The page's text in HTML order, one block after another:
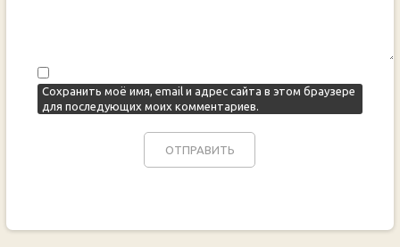
Сохранить моё имя, email и адрес сайта в этом браузере
для последующих моих комментариев.